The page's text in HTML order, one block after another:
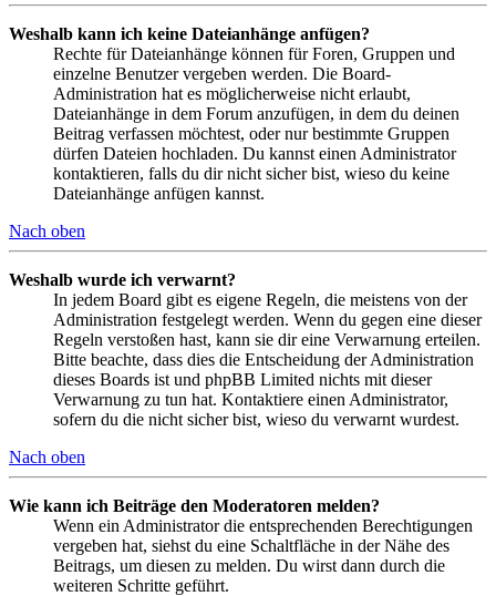
Weshalb kann ich keine Dateianhänge anfügen?
Rechte für Dateianhänge können für Foren, Gruppen und
einzelne Benutzer vergeben werden. Die Board-
Administration hat es möglicherweise nicht erlaubt,
Dateianhänge in dem Forum anzufügen, in dem du deinen
Beitrag verfassen möchtest, oder nur bestimmte Gruppen
dürfen Dateien hochladen. Du kannst einen Administrator
kontaktieren, falls du dir nicht sicher bist, wieso du keine
Dateianhänge anfügen kannst.
Nach oben
Weshalb wurde ich verwarnt?
In jedem Board gibt es eigene Regeln, die meistens von der
Administration festgelegt werden. Wenn du gegen eine dieser
Regeln verstoßen hast, kann sie dir eine Verwarnung erteilen.
Bitte beachte, dass dies die Entscheidung der Administration
dieses Boards ist und phpBB Limited nichts mit dieser
Verwarnung zu tun hat. Kontaktiere einen Administrator,
sofern du die nicht sicher bist, wieso du verwarnt wurdest.
Nach oben
Wie kann ich Beiträge den Moderatoren melden?
Wenn ein Administrator die entsprechenden Berechtigungen
vergeben hat, siehst du eine Schaltfläche in der Nähe des
Beitrags, um diesen zu melden. Du wirst dann durch die
weiteren Schritte geführt.